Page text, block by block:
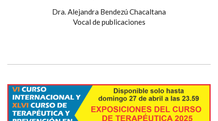
Dra. Alejandra Bendezú Chacaltana
Vocal de publicaciones